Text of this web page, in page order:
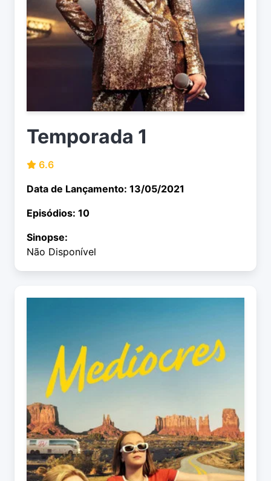
Temporada 1
6.6
Data de Lançamento: 13/05/2021
Episódios: 10
Sinopse:
Não Disponível